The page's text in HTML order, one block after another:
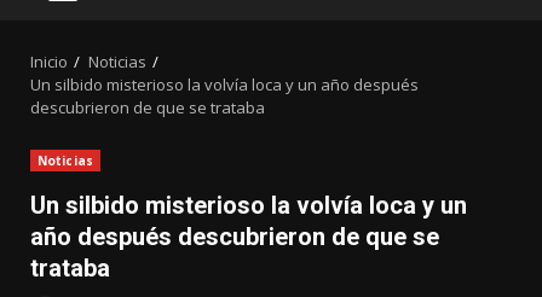
Inicio
Noticias
Un silbido misterioso la volvía loca y un año después
descubrieron de que se trataba
Noticias
Un silbido misterioso la volvía loca y un
año después descubrieron de que se
trataba